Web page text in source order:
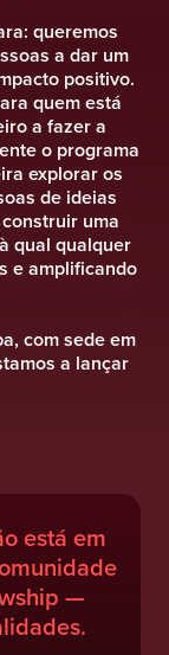
queremos
a dar um
positivo.
quem está
a fazer a
o programa
explorar os
de ideias
uma
qual qualquer
e amplificando
com sede em
a lançar
está em
—